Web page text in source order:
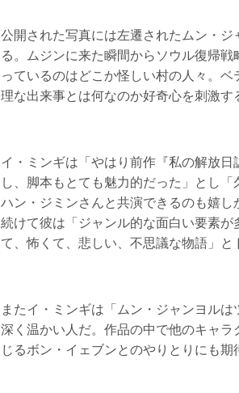
公開された写真には左遷されたムン・
る。ムジンに来た瞬間からソウル復帰
っているのはどこか怪しい村の人々。
理な出来事とは何なのか好奇心を刺激す
イ・ミンギは「やはり前作『私の解放
し、脚本もとても魅力的だった」とし
ハン・ジミンさんと共演できるのも嬉し
続けて彼は「ジャンル的な面白い要素
て、怖くて、悲しい、不思議な物語」と
またイ・ミンギは「ムン・ジャンヨル
深く温かい人だ。作品の中で他のキャ
じるボン・イェブンとのやりとりにも期